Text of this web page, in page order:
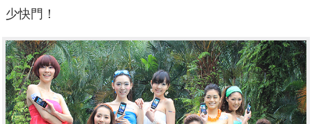
少快門！